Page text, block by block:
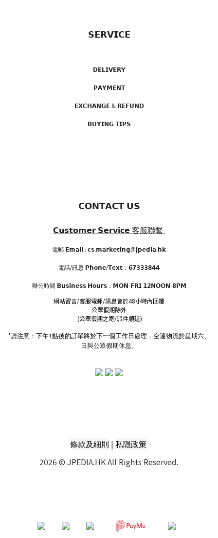
𝗦𝗘𝗥𝗩𝗜𝗖𝗘
𝗗𝗘𝗟𝗜𝗩𝗘𝗥𝗬
𝗣𝗔𝗬𝗠𝗘𝗡𝗧
𝗘𝗫𝗖𝗛𝗔𝗡𝗚𝗘 & 𝗥𝗘𝗙𝗨𝗡𝗗
𝗕𝗨𝗬𝗜𝗡𝗚 𝗧𝗜𝗣𝗦
𝗖𝗢𝗡𝗧𝗔𝗖𝗧 𝗨𝗦
𝗖𝘂𝘀𝘁𝗼𝗺𝗲𝗿 𝗦𝗲𝗿𝘃𝗶𝗰𝗲 客服聯繫
電郵 𝗘𝗺𝗮𝗶𝗹 : 𝗰𝘀.𝗺𝗮𝗿𝗸𝗲𝘁𝗶𝗻𝗴@𝗷𝗽𝗲𝗱𝗶𝗮.𝗵𝗸
電話/訊息 𝗣𝗵𝗼𝗻𝗲/𝗧𝗲𝘅𝘁：𝟲𝟳𝟯𝟯𝟯𝟴𝟰𝟰
辦公時間 𝗕𝘂𝘀𝗶𝗻𝗲𝘀𝘀 𝗛𝗼𝘂𝗿𝘀：𝗠𝗢𝗡-𝗙𝗥𝗜 𝟭𝟮𝗡𝗢𝗢𝗡-𝟴𝗣𝗠
網站留言/客服電郵/訊息會於48小時內回覆
公眾假期除外
(公眾假期之寄/派件順延)
*請注意：下午1點後的訂單將於下一個工作日處理，空運物流於星期六、
日與公眾假期休息。
條款及細則 | 私隱政策
2026 © JPEDIA.HK All Rights Reserved.